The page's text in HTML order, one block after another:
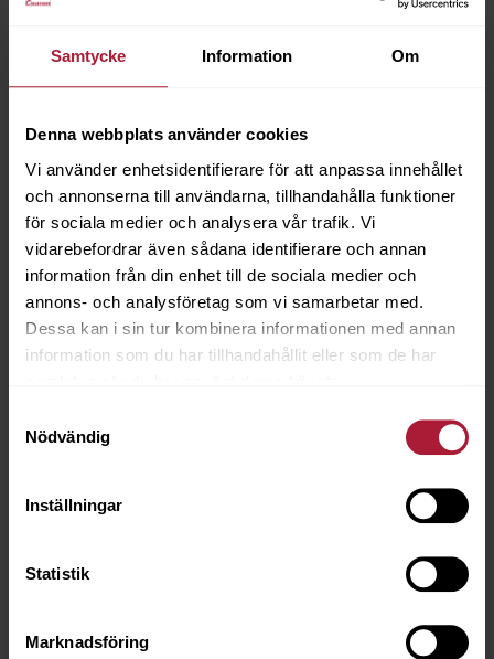
Samtycke Information Om
Denna webbplats använder cookies
Vi använder enhetsidentifierare för att anpassa innehållet
och annonserna till användarna, tillhandahålla funktioner
för sociala medier och analysera vår trafik. Vi
vidarebefordrar även sådana identifierare och annan
information från din enhet till de sociala medier och
annons- och analysföretag som vi samarbetar med.
Dessa kan i sin tur kombinera informationen med annan
information som du har tillhandahållit eller som de har
Nödvändig
Inställningar
Statistik
Marknadsföring
EGO-20252
Beställningsvara